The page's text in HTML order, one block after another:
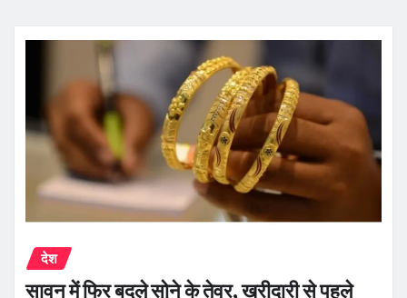
देश
सावन में फिर बदले सोने के तेवर, खरीदारी से पहले